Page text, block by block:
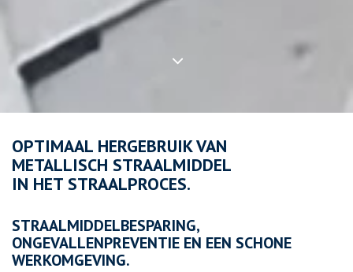
OPTIMAAL HERGEBRUIK VAN
METALLISCH STRAALMIDDEL
IN HET STRAALPROCES.
STRAALMIDDELBESPARING,
ONGEVALLENPREVENTIE EN EEN SCHONE
WERKOMGEVING.